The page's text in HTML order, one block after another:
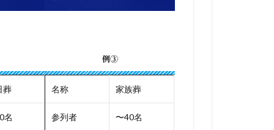
葬
名
例③
名称 家族葬
参列者 〜40名